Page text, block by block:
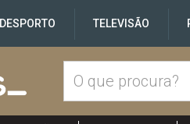
DESPORTO TELEVISÃO